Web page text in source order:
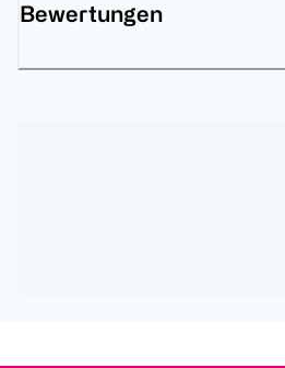
Bewertungen